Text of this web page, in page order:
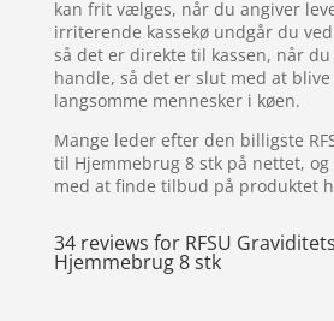
kan frit vælges, når du angiver
irriterende kassekø undgår du
så det er direkte til kassen, når
handle, så det er slut med at
langsomme mennesker i køen.
Mange leder efter den billigste
til Hjemmebrug 8 stk på nettet,
med at finde tilbud på produktet
34 reviews for RFSU
Hjemmebrug 8 stk